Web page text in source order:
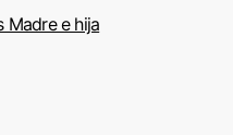
Madre e hija